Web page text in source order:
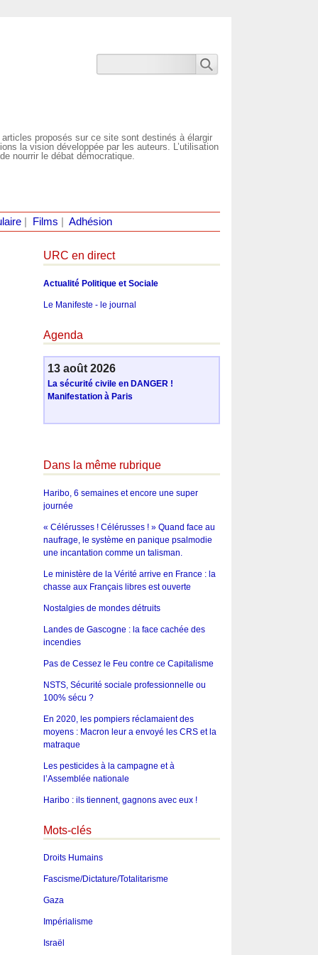
proposés sur ce site sont destinés à élargir
la vision développée par les auteurs. L’utilisation
nourrir le débat démocratique.
| Films Adhésion
URC en direct
Actualité Politique et Sociale
Le Manifeste - le journal
Agenda
13 août 2026
La sécurité civile en DANGER !
Manifestation à Paris
Dans la même rubrique
Haribo, 6 semaines et encore une super
journée
« Célérusses ! Célérusses ! » Quand face au
naufrage, le système en panique psalmodie
une incantation comme un talisman.
Le ministère de la Vérité arrive en France : la
chasse aux Français libres est ouverte
Nostalgies de mondes détruits
Landes de Gascogne : la face cachée des
incendies
Pas de Cessez le Feu contre ce Capitalisme
NSTS, Sécurité sociale professionnelle ou
100% sécu ?
En 2020, les pompiers réclamaient des
moyens : Macron leur a envoyé les CRS et la
matraque
Les pesticides à la campagne et à
l’Assemblée nationale
Haribo : ils tiennent, gagnons avec eux !
Mots-clés
Droits Humains
Fascisme/Dictature/Totalitarisme
Gaza
Impérialisme
Israël